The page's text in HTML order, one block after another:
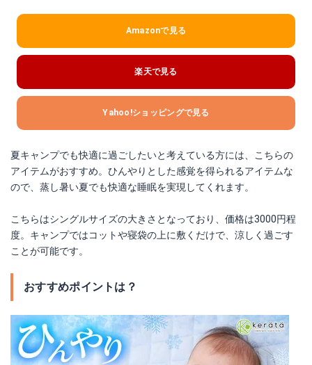
Amazonで見る
楽天で見る
Yahoo!ショッピングで見る
夏キャンプでも快適に過ごしたいと考えている方には、こちらの
アイテムがおすすめ。ひんやりとした感覚を得られるアイテムな
ので、蒸し暑い夏でも快適な睡眠を実現してくれます。
こちらはシングルサイズの大きさとなっており、価格は3000円程
度。キャンプではコットや寝袋の上に敷くだけで、涼しく過ごす
ことが可能です。
おすすめポイントは？